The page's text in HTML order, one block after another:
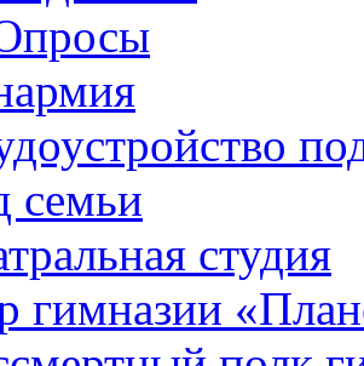
семьи
студия
гимназии